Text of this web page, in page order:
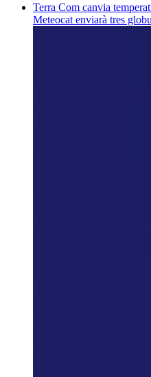
Terra Com canvia
Meteocat enviarà tres